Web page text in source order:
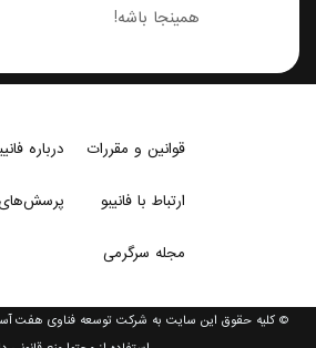
همینجا باشه!
قوانین و مقررات درباره
ارتباط با فانیبو پرسش‌های
مجله سرگرمی
© کلیه حقوق این سایت به شرکت توسعه فناوی هفت